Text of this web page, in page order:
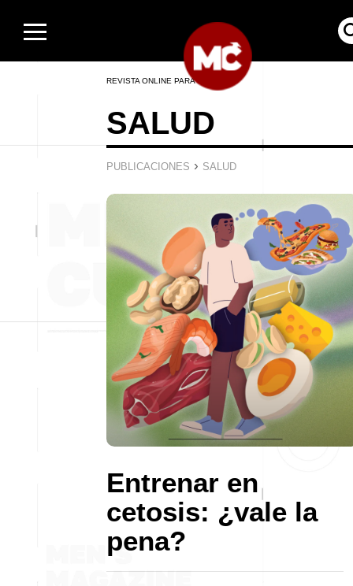
REVISTA ONLINE PARA HOMBRES
SALUD
PUBLICACIONES › SALUD
Entrenar en
cetosis: ¿vale la
pena?